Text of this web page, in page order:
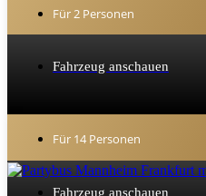
Für 2 Personen
Fahrzeug anschauen
Für 14 Personen
Fahrzeug anschauen